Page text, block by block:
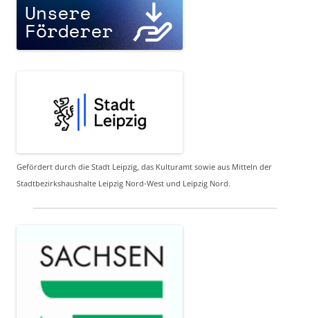
Gefördert durch die Stadt Leipzig, das Kulturamt sowie aus Mitteln der
Stadtbezirkshaushalte Leipzig Nord-West und Leipzig Nord.